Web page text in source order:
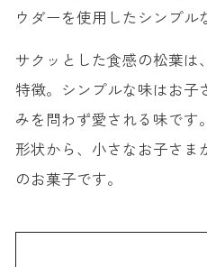
ウダーを使用したシンプル
サクッとした食感の松葉は
特徴。シンプルな味はお子
みを問わず愛される味です
形状から、小さなお子さま
のお菓子です。